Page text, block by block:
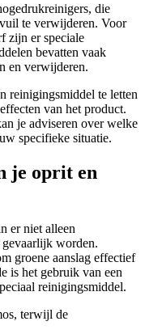
die
te verwijderen. Voor
zijn er speciale
bevatten vaak
en verwijderen.
reinigingsmiddel te letten
van het product.
je adviseren over welke
specifieke situatie.
je oprit en
er niet alleen
worden.
groene aanslag effectief
is het gebruik van een
reinigingsmiddel.
terwijl de